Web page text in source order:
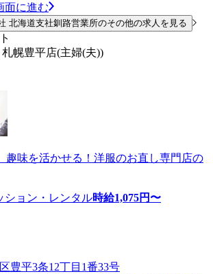
面に進む
北海道支社釧路営業所のその他の求人を見る
幌豊平店(主婦(夫))
趣味を活かせる！洋服のお直し専門店の
ション・レンタル時給1,075円〜
豊平3条12丁目1番33号